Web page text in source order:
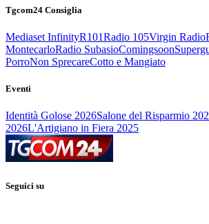
Tgcom24 Consiglia
Mediaset InfinityR101Radio 105Virgin Radio
MontecarloRadio SubasioComingsoon
PorroNon SprecareCotto e Mangiato
Eventi
Identità Golose 2026Salone del Risparmio
2026L'Artigiano in Fiera 2025
Seguici su